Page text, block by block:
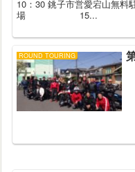
10：30 銚子市営愛宕山
場 15...
ROUND TOURING